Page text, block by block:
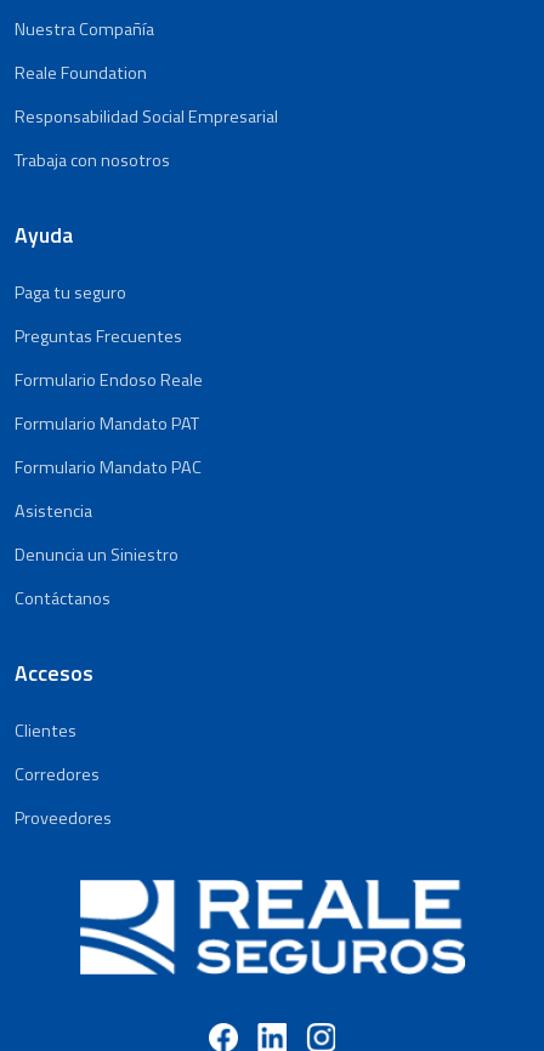
Nuestra Compañía
Reale Foundation
Responsabilidad Social Empresarial
Trabaja con nosotros
Ayuda
Paga tu seguro
Preguntas Frecuentes
Formulario Endoso Reale
Formulario Mandato PAT
Formulario Mandato PAC
Asistencia
Denuncia un Siniestro
Contáctanos
Accesos
Clientes
Corredores
Proveedores